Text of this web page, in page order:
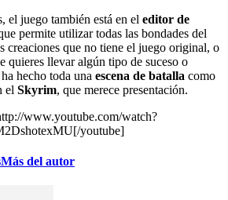
el juego también está en el editor de
permite utilizar todas las bondades del
creaciones que no tiene el juego original, o
quieres llevar algún tipo de suceso o
hecho toda una escena de batalla como
el Skyrim, que merece presentación.
www.youtube.com/watch?
youtube]
Más del autor